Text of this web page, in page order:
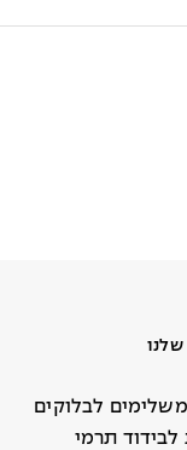
שלנו
לבלוקים
לבידוד תרמי